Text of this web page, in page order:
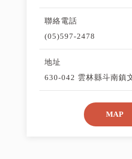
聯絡電話
(05)597-2478
地址
630-042 雲林縣斗南鎮
MAP